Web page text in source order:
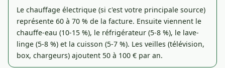
Le chauffage électrique (si c'est votre principale source)
représente 60 à 70 % de la facture. Ensuite viennent le
chauffe-eau (10-15 %), le réfrigérateur (5-8 %), le lave-
linge (5-8 %) et la cuisson (5-7 %). Les veilles (télévision,
box, chargeurs) ajoutent 50 à 100 € par an.